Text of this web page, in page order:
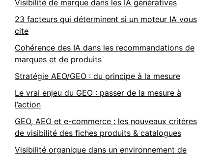
Visibilité de marque dans les IA génératives
23 facteurs qui déterminent si un moteur IA vous
cite
Cohérence des IA dans les recommandations de
marques et de produits
Stratégie AEO/GEO : du principe à la mesure
Le vrai enjeu du GEO : passer de la mesure à
l’action
GEO, AEO et e-commerce : les nouveaux critères
de visibilité des fiches produits & catalogues
Visibilité organique dans un environnement de